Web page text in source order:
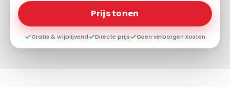
Prijs tonen
Gratis & vrijblijvend Directe prijs Geen verborgen kosten